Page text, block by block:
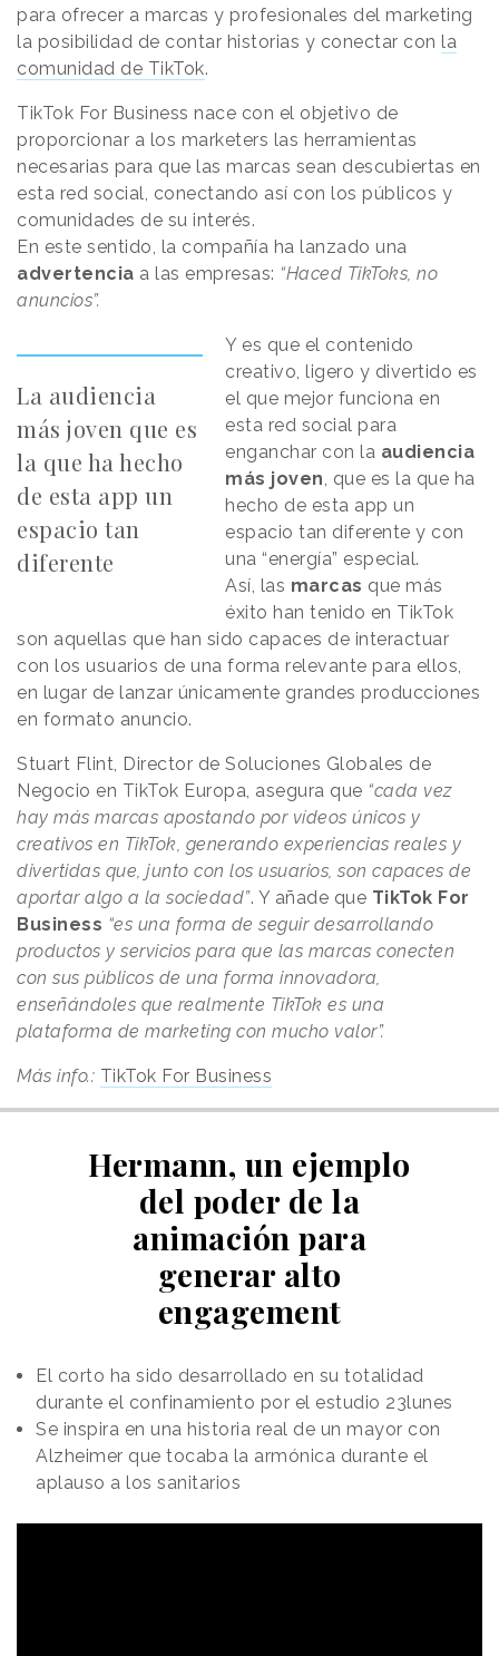
para ofrecer a marcas y profesionales del marketing
la posibilidad de contar historias y conectar con la
comunidad de TikTok.
TikTok For Business nace con el objetivo de
proporcionar a los marketers las herramientas
necesarias para que las marcas sean descubiertas en
esta red social, conectando así con los públicos y
comunidades de su interés.
En este sentido, la compañía ha lanzado una
advertencia a las empresas: “Haced TikToks, no
anuncios”.
La audiencia
más joven que es
la que ha hecho
de esta app un
espacio tan
diferente
Y es que el contenido
creativo, ligero y divertido es
el que mejor funciona en
esta red social para
enganchar con la audiencia
más joven, que es la que ha
hecho de esta app un
espacio tan diferente y con
una “energía” especial.
Así, las marcas que más
éxito han tenido en TikTok
son aquellas que han sido capaces de interactuar
con los usuarios de una forma relevante para ellos,
en lugar de lanzar únicamente grandes producciones
en formato anuncio.
Stuart Flint, Director de Soluciones Globales de
Negocio en TikTok Europa, asegura que “cada vez
hay más marcas apostando por vídeos únicos y
creativos en TikTok, generando experiencias reales y
divertidas que, junto con los usuarios, son capaces de
aportar algo a la sociedad”. Y añade que TikTok For
Business “es una forma de seguir desarrollando
productos y servicios para que las marcas conecten
con sus públicos de una forma innovadora,
enseñándoles que realmente TikTok es una
plataforma de marketing con mucho valor”.
Más info.: TikTok For Business
Hermann, un ejemplo
del poder de la
animación para
generar alto
engagement
El corto ha sido desarrollado en su totalidad
durante el confinamiento por el estudio 23lunes
Se inspira en una historia real de un mayor con
Alzheimer que tocaba la armónica durante el
aplauso a los sanitarios